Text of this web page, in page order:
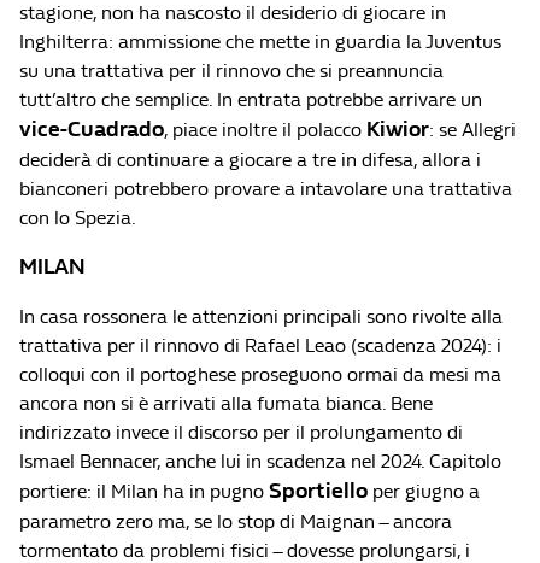
stagione, non ha nascosto il desiderio di giocare in
Inghilterra: ammissione che mette in guardia la Juventus
su una trattativa per il rinnovo che si preannuncia
tutt’altro che semplice. In entrata potrebbe arrivare un
vice-Cuadrado, piace inoltre il polacco Kiwior: se Allegri
deciderà di continuare a giocare a tre in difesa, allora i
bianconeri potrebbero provare a intavolare una trattativa
con lo Spezia.
MILAN
In casa rossonera le attenzioni principali sono rivolte alla
trattativa per il rinnovo di Rafael Leao (scadenza 2024): i
colloqui con il portoghese proseguono ormai da mesi ma
ancora non si è arrivati alla fumata bianca. Bene
indirizzato invece il discorso per il prolungamento di
Ismael Bennacer, anche lui in scadenza nel 2024. Capitolo
portiere: il Milan ha in pugno Sportiello per giugno a
parametro zero ma, se lo stop di Maignan – ancora
tormentato da problemi fisici – dovesse prolungarsi, i